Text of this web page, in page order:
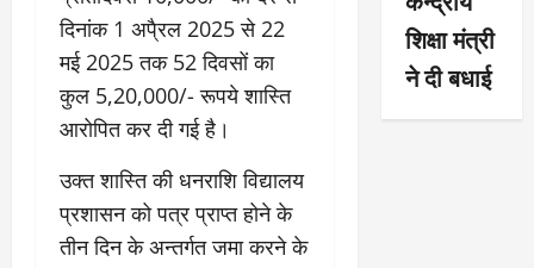
दिनांक 1 अपै्रल 2025 से 22
मई 2025 तक 52 दिवसों का
कुल 5,20,000/- रूपये शास्ति
आरोपित कर दी गई है।
उक्त शास्ति की धनराशि विद्यालय
प्रशासन को पत्र प्राप्त होने के
तीन दिन के अन्तर्गत जमा करने के
शिक्षा मंत्री
ने दी बधाई